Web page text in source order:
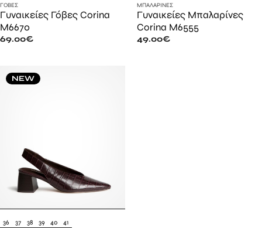
ΓΌΒΕΣ
Γυναικείες Γόβες Corina
M6670
69.00€
ΜΠΑΛΑΡΊΝΕΣ
Γυναικείες Μπαλαρίνες
Corina M6555
49.00€
NEW
36 37 38 39 40 41